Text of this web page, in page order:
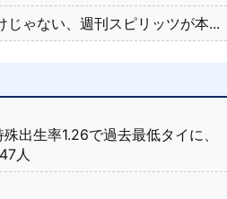
じゃない、週刊スピリッツが本...
出生率1.26で過去最低タイに、
人